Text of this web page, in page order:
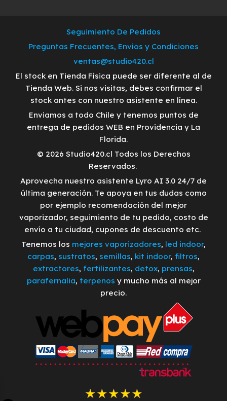
Seguimiento De Pedidos
Preguntas Frecuentes, Envíos y Condiciones
ventas@studio420.cl
El stock en Tienda Física puede ser diferente al de
Tienda Web. Si nos visitas, debes confirmar el
stock antes con nuestro asistente en línea.
Enviamos a todo Chile y tenemos puntos de
entrega de pedidos WEB en Providencia y La
Florida.
© 2026 Studio420.cl Todos los Derechos
Reservados.
Aprovecha nuestro asistente Lyro AI 3.0 24/7 de
última generación. Te apoya en tus dudas como
por ejemplo recomendación del mejor
vaporizador, seguimiento de tu pedido, costo de
envío a tu ciudad, cupones de descuento etc.
Tenemos los mejores vaporizadores, led indoor,
carpas, sustratos, semillas, kit indoor, filtros,
extractores, fertilizantes, detox, prensas,
parafernalia, terpenos y mucho más al mejor
precio.